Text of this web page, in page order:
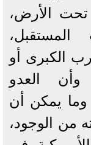
تحت الأرض،
المستقبل،
الكبرى أو
العدو
وما يمكن أن
من الوجود،